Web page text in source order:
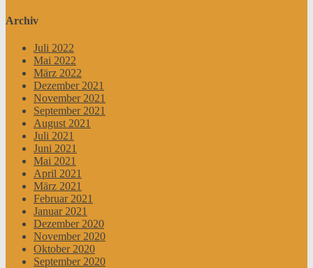
Archiv
Juli 2022
Mai 2022
März 2022
Dezember 2021
November 2021
September 2021
August 2021
Juli 2021
Juni 2021
Mai 2021
April 2021
März 2021
Februar 2021
Januar 2021
Dezember 2020
November 2020
Oktober 2020
September 2020